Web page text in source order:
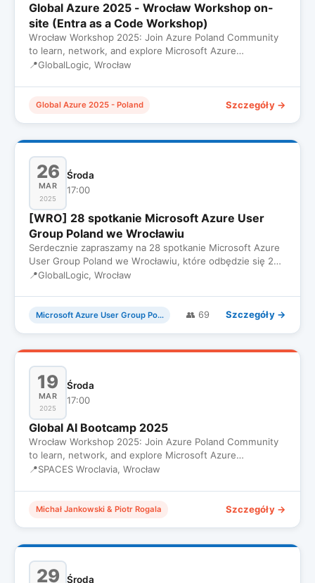
Global Azure 2025 - Wrocław Workshop on-
site (Entra as a Code Workshop)
Wrocław Workshop 2025: Join Azure Poland Community
to learn, network, and explore Microsoft Azure
innovations in a suppo…
📍GlobalLogic, Wrocław
Global Azure 2025 - Poland Szczegóły →
26
MAR
2025
Środa
17:00
[WRO] 28 spotkanie Microsoft Azure User
Group Poland we Wrocławiu
Serdecznie zapraszamy na 28 spotkanie Microsoft Azure
User Group Poland we Wrocławiu, które odbędzie się 26
Marca we Śro…
📍GlobalLogic, Wrocław
Microsoft Azure User Group Poland 👥 69 Szczegóły →
19
MAR
2025
Środa
17:00
Global AI Bootcamp 2025
Wrocław Workshop 2025: Join Azure Poland Community
to learn, network, and explore Microsoft Azure
innovations in a suppo…
📍SPACES Wroclavia, Wrocław
Michał Jankowski & Piotr Rogala Szczegóły →
29 Środa